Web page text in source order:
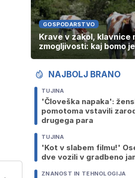
GOSPODARSTVO
Krave v zakol, klavnice
zmogljivosti: kaj bomo
NAJBOLJ BRANO
TUJINA
'Človeška napaka':
pomotoma vstavili
drugega para
TUJINA
'Kot v slabem filmu!'
dve vozili v gradbeno
ZNANOST IN TEHNOLOGIJA